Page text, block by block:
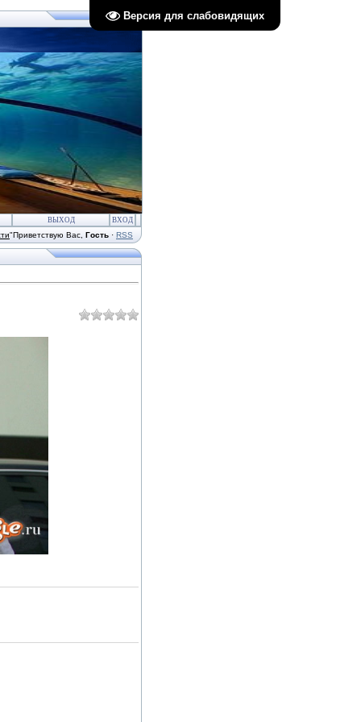
Версия для слабовидящих
ВЫХОД ВХОД
"Приветствую Вас Гость · RSS